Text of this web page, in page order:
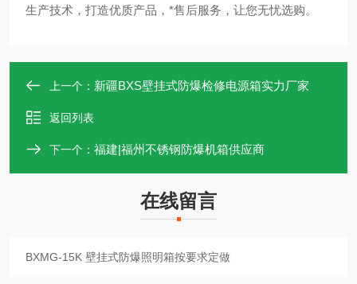
生产技术，打造优质产品，*售后服务，让您无忧选购。
上一个： 新疆BXS壁挂式防爆检修电源箱实力厂家
返回列表
下一个： 福建|福州不锈钢防爆机箱供应商
在线留言